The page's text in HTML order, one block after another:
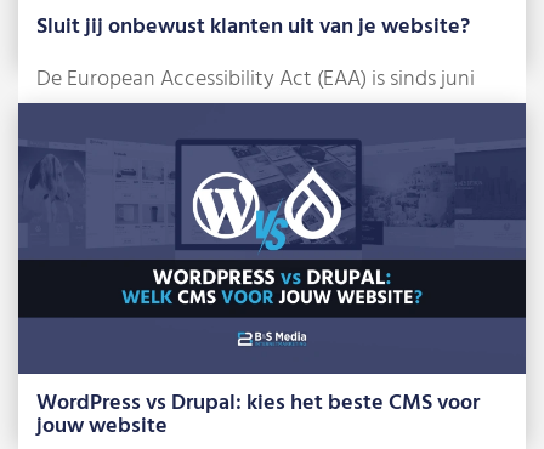
Sluit jij onbewust klanten uit van je website?
De European Accessibility Act (EAA) is sinds juni
2025 een feit. Dat klinkt misschien […]
Lees meer »
WordPress vs Drupal: kies het beste CMS voor
jouw website